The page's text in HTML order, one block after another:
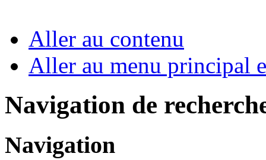
Aller au contenu
Aller au menu principal
Navigation de
Navigation